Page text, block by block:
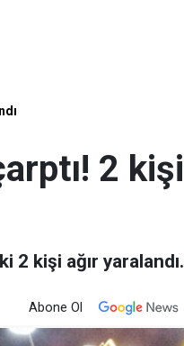
2 kişi
kişi ağır yaralandı.
Abone Ol